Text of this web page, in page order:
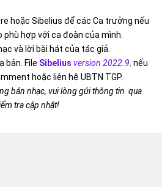
hoặc Sibelius để các Ca trưởng nếu
hợp với ca đoàn của mình.
và lời bài hát của tác giả.
bản. File Sibelius version 2022.9, nếu
hoặc liên hệ UBTN TGP.
bản nhạc, vui lòng gửi thông tin qua
tra cập nhật!